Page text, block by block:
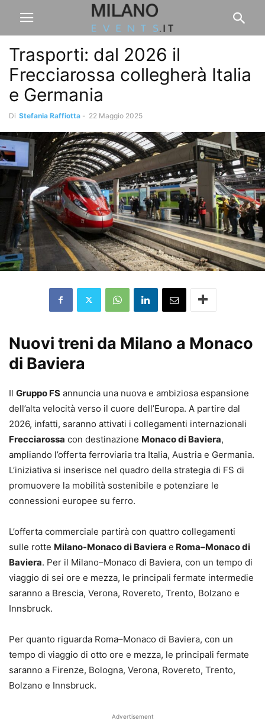
Trasporti: dal 2026 il
Frecciarossa collegherà Italia
e Germania
Di Stefania Raffiotta - 22 Maggio 2025
Nuovi treni da Milano a Monaco
di Baviera
Il Gruppo FS annuncia una nuova e ambiziosa espansione
dell’alta velocità verso il cuore dell’Europa. A partire dal
2026, infatti, saranno attivati i collegamenti internazionali
Frecciarossa con destinazione Monaco di Baviera,
ampliando l’offerta ferroviaria tra Italia, Austria e Germania.
L’iniziativa si inserisce nel quadro della strategia di FS di
promuovere la mobilità sostenibile e potenziare le
connessioni europee su ferro.
L’offerta commerciale partirà con quattro collegamenti
sulle rotte Milano-Monaco di Baviera e Roma–Monaco di
Baviera. Per il Milano–Monaco di Baviera, con un tempo di
viaggio di sei ore e mezza, le principali fermate intermedie
saranno a Brescia, Verona, Rovereto, Trento, Bolzano e
Innsbruck.
Per quanto riguarda Roma–Monaco di Baviera, con un
tempo di viaggio di otto ore e mezza, le principali fermate
saranno a Firenze, Bologna, Verona, Rovereto, Trento,
Bolzano e Innsbruck.
Advertisement